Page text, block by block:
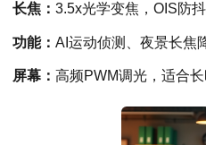
长焦： 3.5x光学变焦，OIS防抖
功能： AI运动侦测、夜景长焦
屏幕： 高频PWM调光，适合